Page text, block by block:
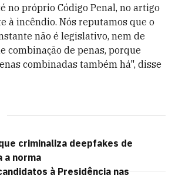
no próprio Código Penal, no artigo
à incêndio. Nós reputamos que o
não é legislativo, nem de
combinação de penas, porque
combinadas também há", disse
criminaliza deepfakes de
a norma
à Presidência nas